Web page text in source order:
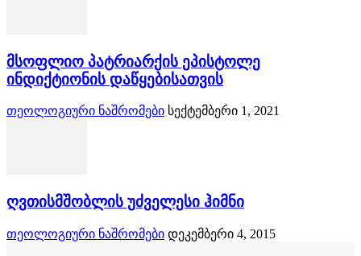
მსოფლიო პატრიარქის ეპისტოლე
ინდიქტიონის დაწყებისათვის
თეოლოგიური ნაშრომები სექტემბერი 1, 2021
ღვთისმშობლის უძველესი ჰიმნი
თეოლოგიური ნაშრომები დეკემბერი 4, 2015